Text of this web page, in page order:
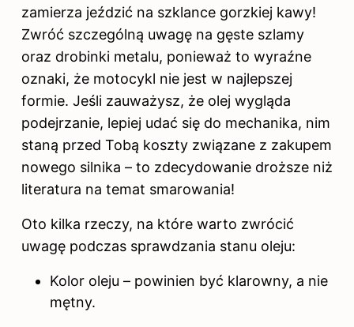
zamierza jeździć na szklance gorzkiej kawy!
Zwróć szczególną uwagę na gęste szlamy
oraz drobinki metalu, ponieważ to wyraźne
oznaki, że motocykl nie jest w najlepszej
formie. Jeśli zauważysz, że olej wygląda
podejrzanie, lepiej udać się do mechanika, nim
staną przed Tobą koszty związane z zakupem
nowego silnika – to zdecydowanie droższe niż
literatura na temat smarowania!
Oto kilka rzeczy, na które warto zwrócić
uwagę podczas sprawdzania stanu oleju:
Kolor oleju – powinien być klarowny, a nie
mętny.